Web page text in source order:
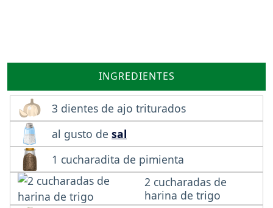
INGREDIENTES
3 dientes de ajo triturados
al gusto de sal
1 cucharadita de pimienta
2 cucharadas de
harina de trigo